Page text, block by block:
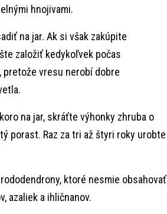
hnojivami.
na jar. Ak si však zakúpite
založiť kedykoľvek počas
vresu nerobí dobre
na jar, skráťte výhonky zhruba o
porast. Raz za tri až štyri roky urobte
ktoré nesmie obsahovať
azaliek a ihličnanov.